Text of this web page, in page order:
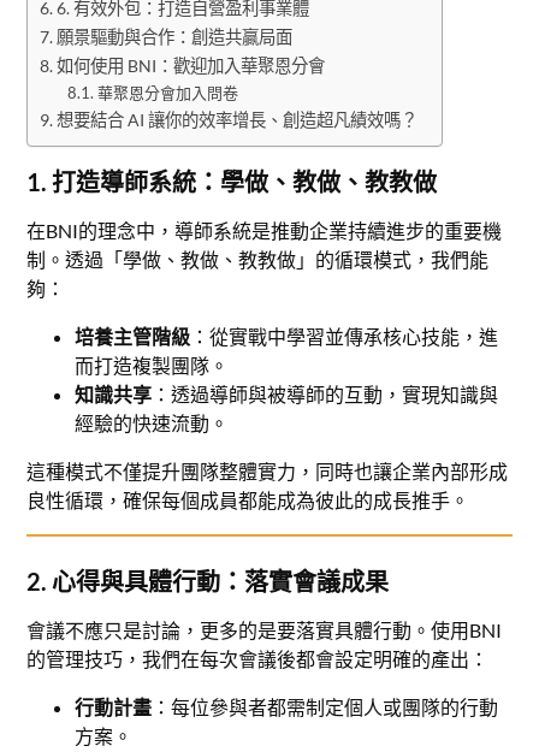
6. 有效外包：打造自營盈利事業體
願景驅動與合作：創造共贏局面
如何使用 BNI：歡迎加入華聚恩分會
華聚恩分會加入問卷
想要結合 AI 讓你的效率增長、創造超凡績效嗎？
1. 打造導師系統：學做、教做、教教做
在BNI的理念中，導師系統是推動企業持續進步的重要機
制。透過「學做、教做、教教做」的循環模式，我們能
夠：
培養主管階級 ：從實戰中學習並傳承核心技能，進
而打造複製團隊。
知識共享 ：透過導師與被導師的互動，實現知識與
經驗的快速流動。
這種模式不僅提升團隊整體實力，同時也讓企業內部形成
良性循環，確保每個成員都能成為彼此的成長推手。
2. 心得與具體行動：落實會議成果
會議不應只是討論，更多的是要落實具體行動。使用BNI
的管理技巧，我們在每次會議後都會設定明確的產出：
行動計畫 ：每位參與者都需制定個人或團隊的行動
方案。